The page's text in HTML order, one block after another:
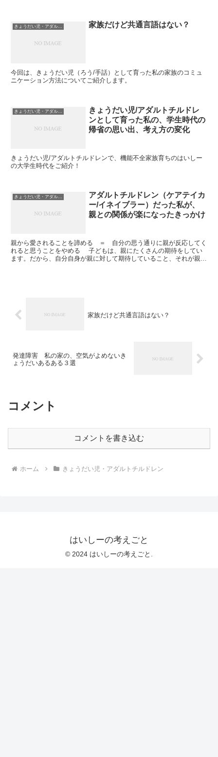
きょうだい児・アダルトチルドレン 家族だけど共通言語はない？
今回は、きょうだい児（ろう/手話）として育った私の家族のコミュ
ニケーション方法についてご紹介します。
きょうだい児・アダルトチルドレン
きょうだい児/アダルトチルドレ
ンとして育った私の、学生時代の
帰省の思い出、考え方の変化
きょうだい児/アダルトチルドレンで、機能不全家族育ちのはいしー
の大学生時代をご紹介！
きょうだい児・アダルトチルドレン
アダルトチルドレン（ケアテイカ
ー/イネイブラー）だった私が、
親との関係が楽になったきっかけ
親から愛されることを諦める ＝ 自分の思う通りに親が反応してく
れると思うことをやめる 子どもは、親にたくさんの期待をしてい
ます。だから、自分自身が親に対して期待していること、それが親か
家族だけど共通言語はない？
発達障害 私の家の、空気がよめないき
ょうだいあるある３選
コメント
コメントを書き込む
ホーム きょうだい児・アダルトチルドレン
はいしーの考えごと
© 2024 はいしーの考えごと.